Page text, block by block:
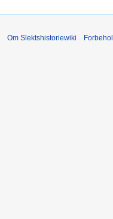
Om Slektshistoriewiki